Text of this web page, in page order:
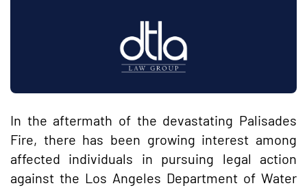
In the aftermath of the devastating Palisades
Fire, there has been growing interest among
affected individuals in pursuing legal action
against the Los Angeles Department of Water